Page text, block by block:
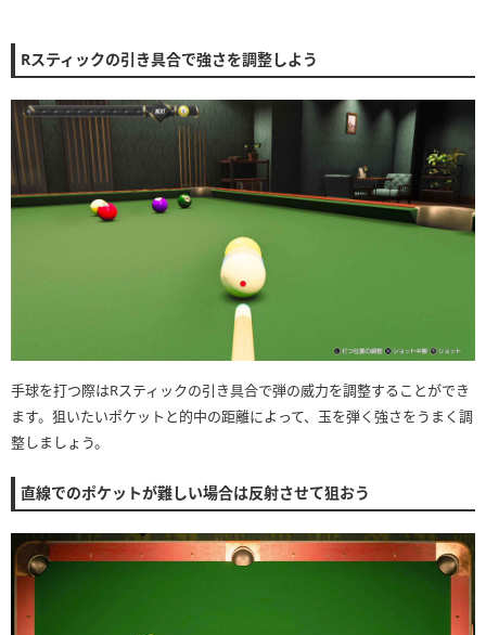
Rスティックの引き具合で強さを調整しよう
手球を打つ際はRスティックの引き具合で弾の威力を調整することができ
ます。狙いたいポケットと的中の距離によって、玉を弾く強さをうまく調
整しましょう。
直線でのポケットが難しい場合は反射させて狙おう